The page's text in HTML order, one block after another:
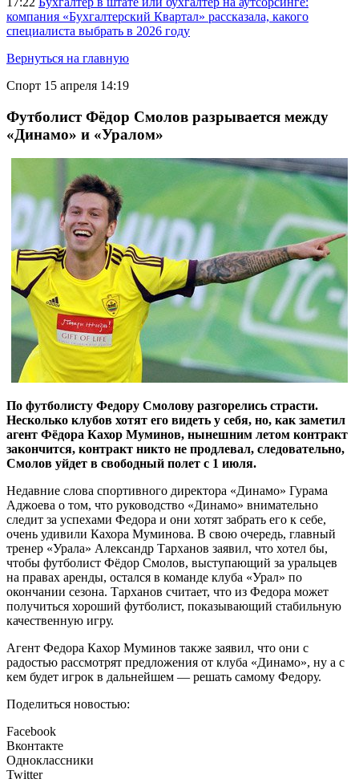
компания «Бухгалтерский Квартал» рассказала, какого
специалиста выбрать в 2026 году
Вернуться на главную
Спорт 15 апреля 14:19
Футболист Фёдор Смолов разрывается между
«Динамо» и «Уралом»
По футболисту Федору Смолову разгорелись страсти.
Несколько клубов хотят его видеть у себя, но, как заметил
агент Фёдора Кахор Муминов, нынешним летом контракт
закончится, контракт никто не продлевал, следовательно,
Смолов уйдет в свободный полет с 1 июля.
Недавние слова спортивного директора «Динамо» Гурама
Аджоева о том, что руководство «Динамо» внимательно
следит за успехами Федора и они хотят забрать его к себе,
очень удивили Кахора Муминова. В свою очередь, главный
тренер «Урала» Александр Тарханов заявил, что хотел бы,
чтобы футболист Фёдор Смолов, выступающий за уральцев
на правах аренды, остался в команде клуба «Урал» по
окончании сезона. Тарханов считает, что из Федора может
получиться хороший футболист, показывающий стабильную
качественную игру.
Агент Федора Кахор Муминов также заявил, что они с
радостью рассмотрят предложения от клуба «Динамо», ну а с
кем будет игрок в дальнейшем — решать самому Федору.
Поделиться новостью:
Facebook
Вконтакте
Одноклассники
Twitter